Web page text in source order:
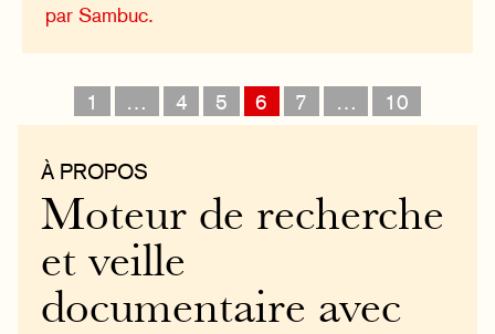
par Sambuc.
1 … 4 5 6 7 … 10
À PROPOS
Moteur de recherche
et veille
documentaire avec